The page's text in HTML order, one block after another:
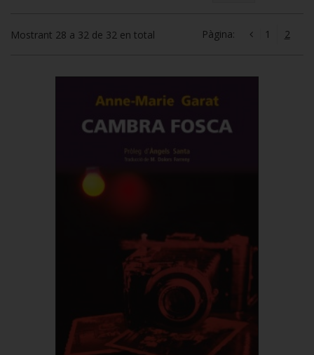
Mostrant 28 a 32 de 32 en total Pàgina: 1 2